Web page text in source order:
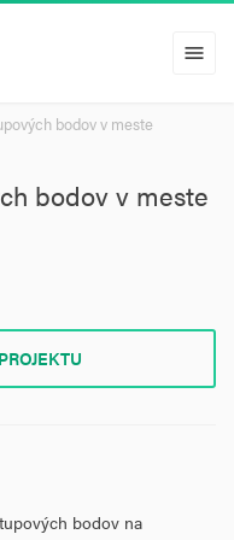
menu
bodov v meste
bodov v meste
bodov na